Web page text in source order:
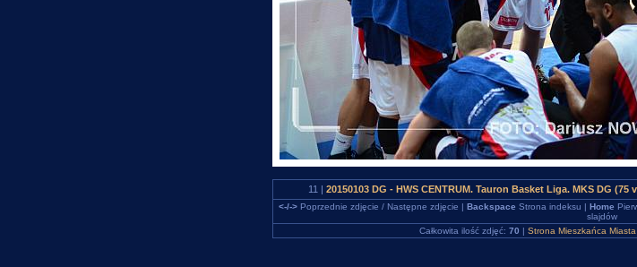
11 | 20150103 DG - HWS CENTRUM. Tauron Basket Liga. MKS DG
<-/->Poprzednie zdjęcie / Następne zdjęcie | Backspace Strona indeksu | Home
slajdów
Całkowita ilość zdjęć: 70 | Strona Mieszkańca